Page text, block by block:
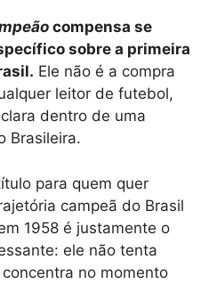
compensa se
sobre a primeira
Ele não é a compra
leitor de futebol,
dentro de uma
Brasileira.
para quem quer
campeã do Brasil
1958 é justamente o
ele não tenta
no momento